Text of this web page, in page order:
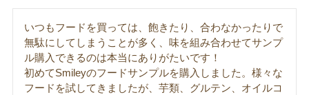
いつもフードを買っては、飽きたり、合わなかったりで
無駄にしてしまうことが多く、味を組み合わせてサンプ
ル購入できるのは本当にありがたいです！
初めてSmileyのフードサンプルを購入しました。様々な
フードを試してきましたが、芋類、グルテン、オイルコ